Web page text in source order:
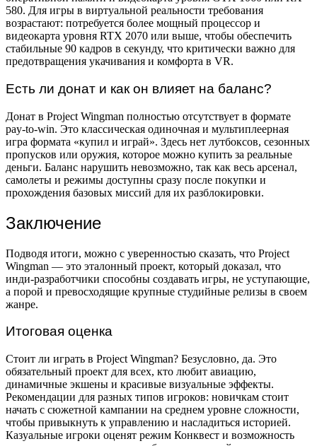
580. Для игры в виртуальной реальности требования
возрастают: потребуется более мощный процессор и
видеокарта уровня RTX 2070 или выше, чтобы обеспечить
стабильные 90 кадров в секунду, что критически важно для
предотвращения укачивания и комфорта в VR.
Есть ли донат и как он влияет на баланс?
Донат в Project Wingman полностью отсутствует в формате
pay-to-win. Это классическая одиночная и мультиплеерная
игра формата «купил и играй». Здесь нет лутбоксов, сезонных
пропусков или оружия, которое можно купить за реальные
деньги. Баланс нарушить невозможно, так как весь арсенал,
самолеты и режимы доступны сразу после покупки и
прохождения базовых миссий для их разблокировки.
Заключение
Подводя итоги, можно с уверенностью сказать, что Project
Wingman — это эталонный проект, который доказал, что
инди-разработчики способны создавать игры, не уступающие,
а порой и превосходящие крупные студийные релизы в своем
жанре.
Итоговая оценка
Стоит ли играть в Project Wingman? Безусловно, да. Это
обязательный проект для всех, кто любит авиацию,
динамичные экшены и красивые визуальные эффекты.
Рекомендации для разных типов игроков: новичкам стоит
начать с сюжетной кампании на среднем уровне сложности,
чтобы привыкнуть к управлению и насладиться историей.
Казуальные игроки оценят режим Конквест и возможность